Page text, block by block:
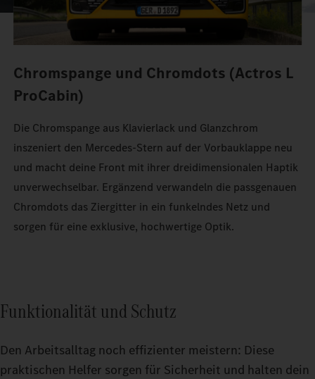
Chromspange und Chromdots (Actros L
ProCabin)
Die Chromspange aus Klavierlack und Glanzchrom
inszeniert den Mercedes‑Stern auf der Vorbauklappe neu
und macht deine Front mit ihrer dreidimensionalen Haptik
unverwechselbar. Ergänzend verwandeln die passgenauen
Chromdots das Ziergitter in ein funkelndes Netz und
sorgen für eine exklusive, hochwertige Optik.
Funktionalität und Schutz
Den Arbeitsalltag noch effizienter meistern: Diese
praktischen Helfer sorgen für Sicherheit und halten dein